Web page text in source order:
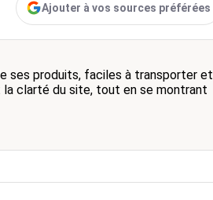
Ajouter à vos sources préférées
ses produits, faciles à transporter et
clarté du site, tout en se montrant